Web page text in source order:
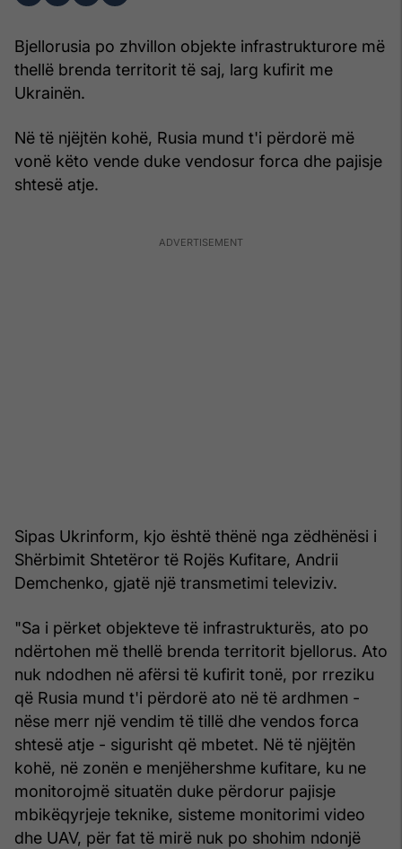
Bjellorusia po zhvillon objekte infrastrukturore më
thellë brenda territorit të saj, larg kufirit me
Ukrainën.
Në të njëjtën kohë, Rusia mund t'i përdorë më
vonë këto vende duke vendosur forca dhe pajisje
shtesë atje.
Sipas Ukrinform, kjo është thënë nga zëdhënësi i
Shërbimit Shtetëror të Rojës Kufitare, Andrii
Demchenko, gjatë një transmetimi televiziv.
"Sa i përket objekteve të infrastrukturës, ato po
ndërtohen më thellë brenda territorit bjellorus. Ato
nuk ndodhen në afërsi të kufirit tonë, por rreziku
që Rusia mund t'i përdorë ato në të ardhmen -
nëse merr një vendim të tillë dhe vendos forca
shtesë atje - sigurisht që mbetet. Në të njëjtën
kohë, në zonën e menjëhershme kufitare, ku ne
monitorojmë situatën duke përdorur pajisje
mbikëqyrjeje teknike, sisteme monitorimi video
dhe UAV, për fat të mirë nuk po shohim ndonjë